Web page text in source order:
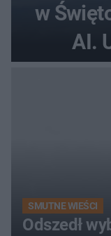
w
AI.
SMUTNE WIEŚCI
Odszedł